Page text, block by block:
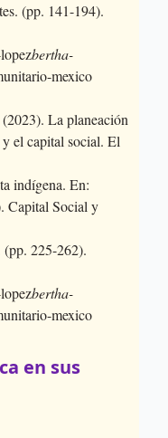
(pp. 141-194).
bertha-
mexico
La planeación
el capital social. El
indígena. En:
Capital Social y
(pp. 225-262).
bertha-
mexico
en sus